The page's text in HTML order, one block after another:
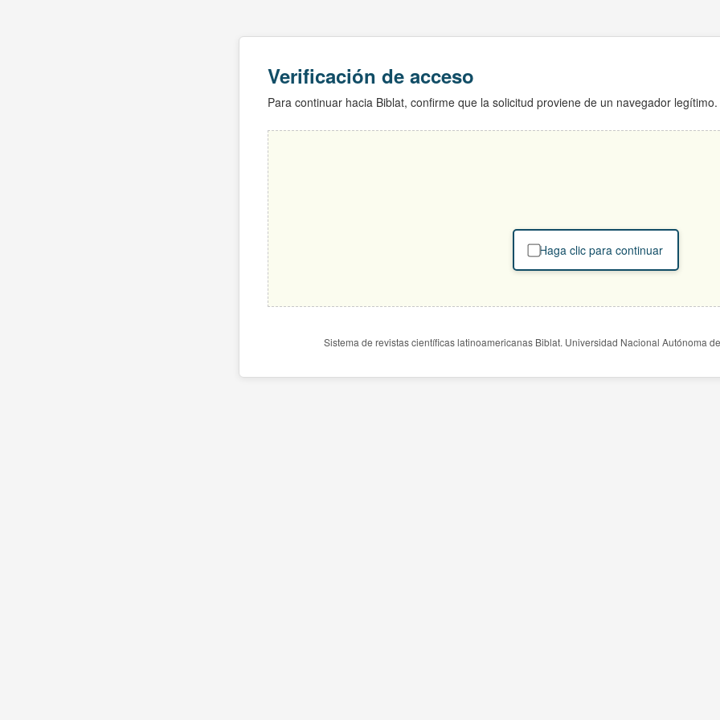
Verificación de acceso
Para continuar hacia Biblat, confirme que la solicitud proviene de un navegador legítimo.
Haga clic para continuar
Sistema de revistas científicas latinoamericanas Biblat. Universidad Nacional Autónoma